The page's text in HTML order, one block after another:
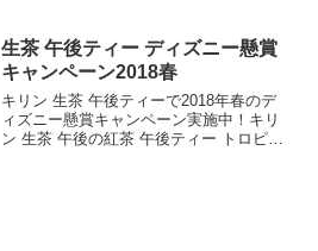
生茶 午後ティー ディズニー懸賞
キャンペーン2018春
キリン 生茶 午後ティーで2018年春のデ
ィズニー懸賞キャンペーン実施中！キリ
ン 生茶 午後の紅茶 午後ティー トロピカ